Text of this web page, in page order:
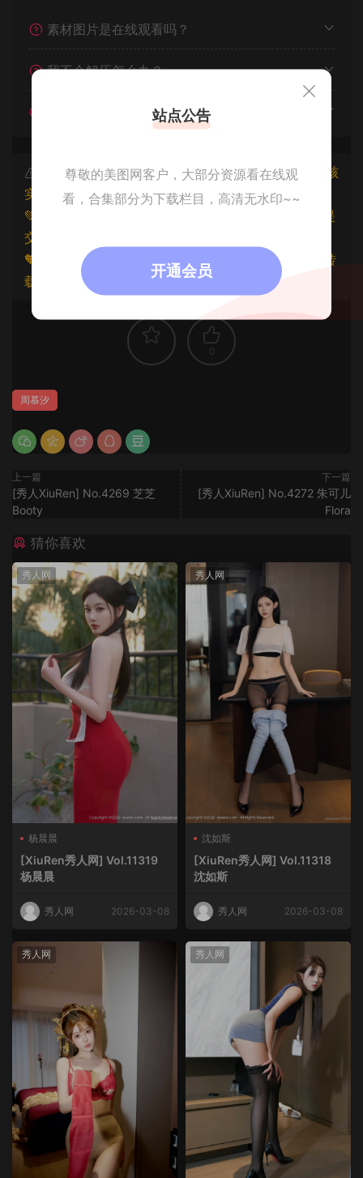
素材图片是在线观看吗？
我不会解压怎么办？
遇见其他问题怎么办？
本文资源仅供个人参考学习，请勿批量搬运，一经核
实将封禁账号权限！
💚本文资源均来源网友分享，若侵犯了您的权益可以提
交工单处理。
🧡原文链接：
https://www.znjfg.com/14176.html
，转
载请注明出处。
0
周慕汐
上一篇
[秀人XiuRen] No.4269 芝芝
Booty
下一篇
[秀人XiuRen] No.4272 朱可儿
Flora
猜你喜欢
秀人网
杨晨晨
[XiuRen秀人网] Vol.11319
杨晨晨
秀人网 2026-03-08
秀人网
沈如斯
[XiuRen秀人网] Vol.11318
沈如斯
秀人网 2026-03-08
秀人网 秀人网
站点公告
尊敬的美图网客户，大部分资源看在线观
看，合集部分为下载栏目，高清无水印~~
开通会员